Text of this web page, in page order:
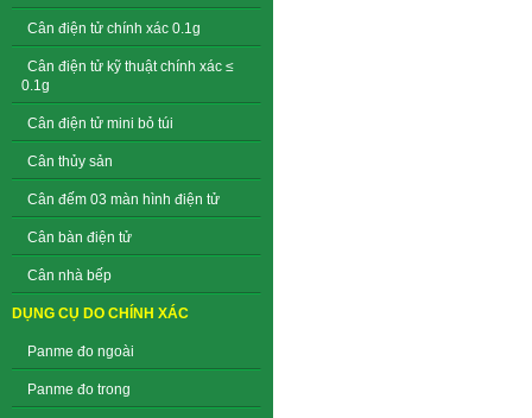
Cân điện tử chính xác 0.1g
Cân điện tử kỹ thuật chính xác ≤
0.1g
Cân điện tử mini bỏ túi
Cân thủy sản
Cân đếm 03 màn hình điện tử
Cân bàn điện tử
Cân nhà bếp
DỤNG CỤ DO CHÍNH XÁC
Panme đo ngoài
Panme đo trong